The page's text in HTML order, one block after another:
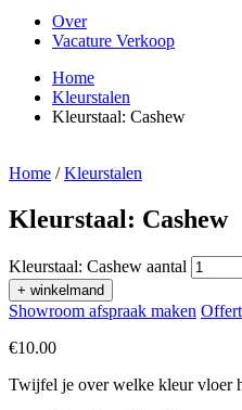
Over
Vacature Verkoop
Home
Kleurstalen
Kleurstaal: Cashew
Home /Kleurstalen
Kleurstaal: Cashew
Kleurstaal: Cashew aantal
+ winkelmand
Showroom afspraak maken
€10.00
Twijfel je over welke kleur vloer